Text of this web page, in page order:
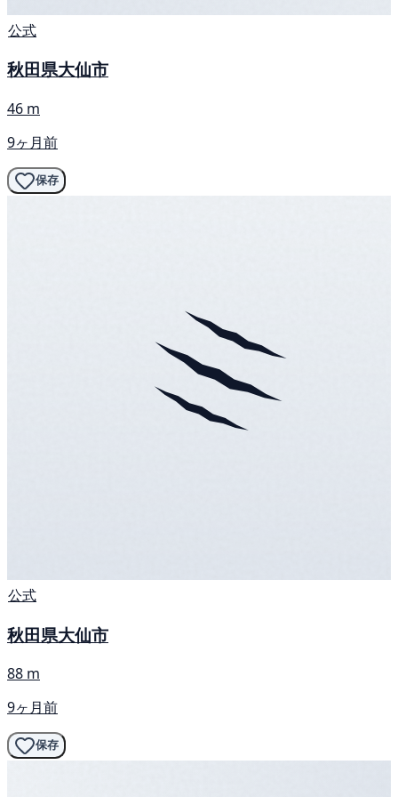
公式
秋田県大仙市
46 m
9ヶ月前
保存
公式
秋田県大仙市
88 m
9ヶ月前
保存